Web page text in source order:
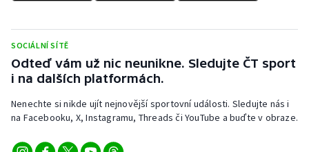
SOCIÁLNÍ SÍTĚ
Odteď vám už nic neunikne. Sledujte ČT sport
i na dalších platformách.
Nenechte si nikde ujít nejnovější sportovní události. Sledujte nás i
na Facebooku, X, Instagramu, Threads či YouTube a buďte v obraze.